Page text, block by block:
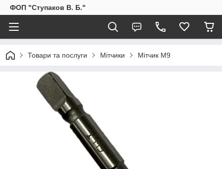
ФОП "Ступаков В. Б."
Товари та послуги Мітчики Мітчик М9